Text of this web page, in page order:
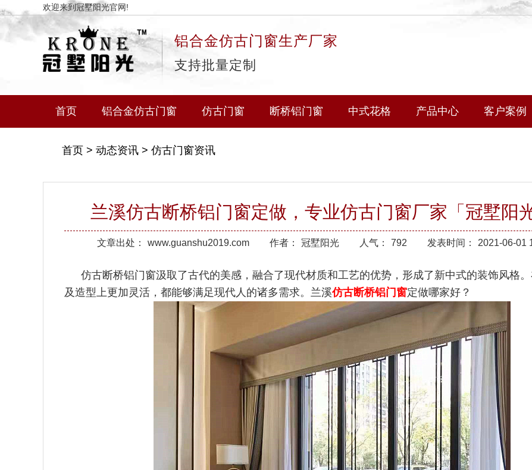
欢迎来到冠墅阳光官网!
铝合金仿古门窗生产厂家
支持批量定制
首页 铝合金仿古门窗 仿古门窗 断桥铝门窗 中式花格 产品中心 客户案例
首页 > 动态资讯 > 仿古门窗资讯
兰溪仿古断桥铝门窗定做，专业仿古门窗厂家「冠墅阳光
文章出处： www.guanshu2019.com 作者： 冠墅阳光 人气： 792 发表时间： 2021-06-01
仿古断桥铝门窗汲取了古代的美感，融合了现代材质和工艺的优势，形成了新中式的装饰风格
及造型上更加灵活，都能够满足现代人的诸多需求。兰溪仿古断桥铝门窗定做哪家好？